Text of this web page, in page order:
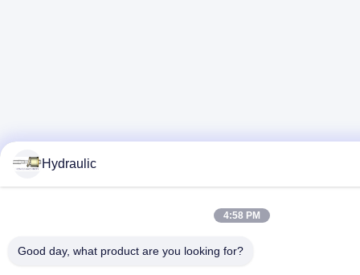
Hydraulic
4:58 PM
Good day, what product are you looking for?